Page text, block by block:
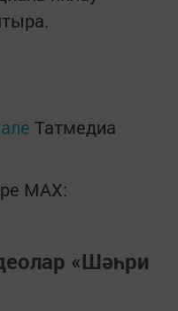
Татмедиа
MАХ:
«Шәһри